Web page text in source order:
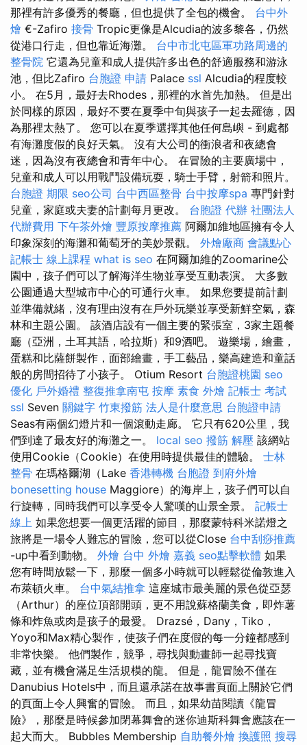
那裡有許多優秀的餐廳，但也提供了全包的機會。 台中外
燴 €-Zafiro 接骨 Tropic更像是Alcudia的波多黎各，仍然
從港口行走，但也靠近海灘。 台中市北屯區軍功路周邊的
整骨院 它還為兒童和成人提供許多出色的舒適服務和游泳
池，但比Zafiro 台胞證 申請 Palace ssl Alcudia的程度較
小。 在5月，最好去Rhodes，那裡的水首先加熱。 但是出
於同樣的原因，最好不要在夏季中旬與孩子一起去羅德，因
為那裡太熱了。 您可以在夏季選擇其他任何島嶼 - 到處都
有海灘度假的良好天氣。 沒有大公司的衝浪者和夜總會
迷，因為沒有夜總會和青年中心。 在冒險的主要廣場中，
兒童和成人可以用戰鬥設備玩耍，騎士手臂，射箭和照片。
台胞證 期限 seo公司 台中西區整骨 台中按摩spa 專門針對
兒童，家庭或夫妻的計劃每月更改。 台胞證 代辦 社團法人
代辦費用 下午茶外燴 豐原按摩推薦 阿爾加維地區擁有令人
印象深刻的海灘和葡萄牙的美妙景觀。 外燴廠商 會議點心
記帳士 線上課程 what is seo 在阿爾加維的Zoomarine公
園中，孩子們可以了解海洋生物並享受互動表演。 大多數
公園通過大型城市中心的可通行火車。 如果您要提前計劃
並準備就緒，沒有理由沒有在戶外玩樂並享受新鮮空氣，森
林和主題公園。 該酒店設有一個主要的緊張室，3家主題餐
廳（亞洲，土耳其語，哈拉斯）和9酒吧。 遊樂場，繪畫，
蛋糕和比薩餅製作，面部繪畫，手工藝品，樂高建造和童話
般的房間招待了小孩子。 Otium Resort 台胞證桃園 seo
優化 戶外婚禮 整復推拿南屯 按摩 素食 外燴 記帳士 考試
ssl Seven 關鍵字 竹東撥筋 法人是什麼意思 台胞證申請
Seas有兩個幻燈片和一個滾動走廊。 它只有620公里，我
們到達了最友好的海灘之一。 local seo 撥筋 解壓 該網站
使用Cookie（Cookie）在使用時提供最佳的體驗。 士林
整骨 在瑪格爾湖（Lake 香港轉機 台胞證 到府外燴
bonesetting house Maggiore）的海岸上，孩子們可以自
行旋轉，同時我們可以享受令人驚嘆的山景全景。 記帳士
線上 如果您想要一個更活躍的節目，那麼蒙特科米諾燈之
旅將是一場令人難忘的冒險，您可以從Close 台中刮痧推薦
-up中看到動物。 外燴 台中 外燴 嘉義 seo點擊軟體 如果
您有時間放鬆一下，那麼一個多小時就可以輕鬆從倫敦進入
布萊頓火車。 台中氣結推拿 這座城市最美麗的景色從亞瑟
（Arthur）的座位頂部開頭，更不用說蘇格蘭美食，即炸薯
條和炸魚或肉是孩子的最愛。 Drazsé，Dany，Tiko，
Yoyo和Max精心製作，使孩子們在度假的每一分鐘都感到
非常快樂。 他們製作，競爭，尋找與動畫師一起尋找寶
藏，並有機會滿足生活規模的龍。 但是，龍冒險不僅在
Danubius Hotels中，而且還承諾在故事書頁面上關於它們
的頁面上令人興奮的冒險。 而且，如果幼苗閱讀《龍冒
險》，那麼是時候參加閉幕舞會的迷你迪斯科舞會應該在一
起大而大。 Bubbles Membership 自助餐外燴 換護照 搜尋